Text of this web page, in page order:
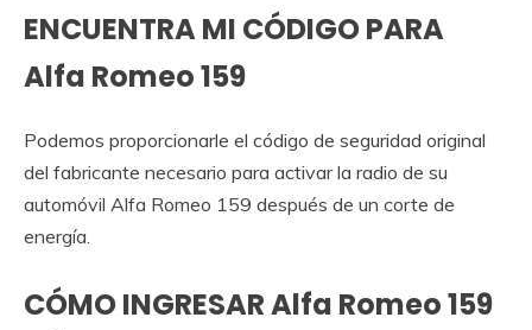
ENCUENTRA MI CÓDIGO PARA
Alfa Romeo 159
Podemos proporcionarle el código de seguridad original
del fabricante necesario para activar la radio de su
automóvil Alfa Romeo 159 después de un corte de
energía.
CÓMO INGRESAR Alfa Romeo 159